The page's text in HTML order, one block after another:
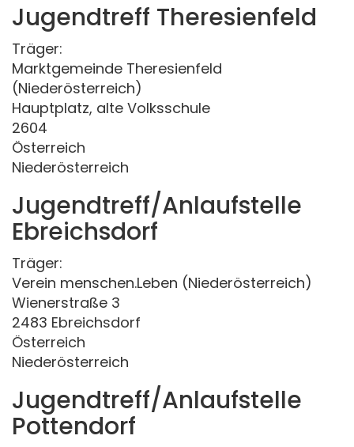
Jugendtreff Theresienfeld
Träger:
Marktgemeinde Theresienfeld
(Niederösterreich)
Hauptplatz, alte Volksschule
2604
Österreich
Niederösterreich
Jugendtreff/Anlaufstelle
Ebreichsdorf
Träger:
Verein menschen.Leben (Niederösterreich)
Wienerstraße 3
2483 Ebreichsdorf
Österreich
Niederösterreich
Jugendtreff/Anlaufstelle
Pottendorf